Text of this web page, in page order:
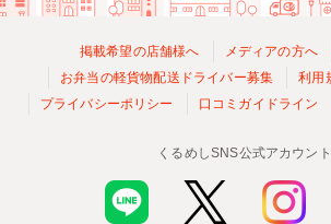
掲載希望の店舗様へ メディアの方へ
お弁当の軽貨物配送ドライバー募集
利用
プライバシーポリシー
口コミガイドライン
くるめしSNS公式アカウント